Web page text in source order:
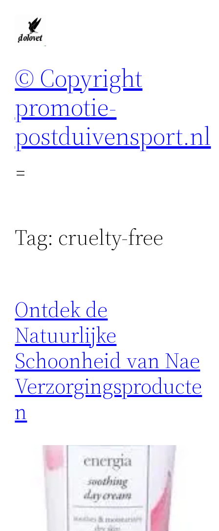
© Copyright
promotie-
postduivensport.nl
Tag: cruelty-free
Ontdek de
Natuurlijke
Schoonheid van Nae
Verzorgingsproducte
n